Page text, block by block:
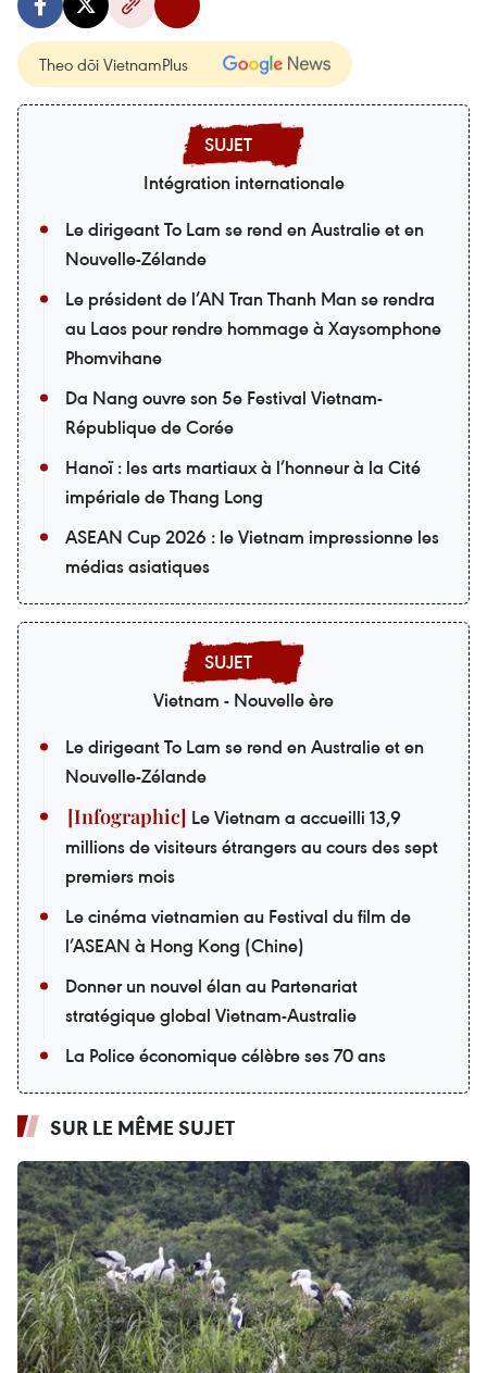
Theo dõi VietnamPlus
Intégration internationale
Le dirigeant To Lam se rend en Australie et en
Nouvelle-Zélande
Le président de l’AN Tran Thanh Man se rendra
au Laos pour rendre hommage à Xaysomphone
Phomvihane
Da Nang ouvre son 5e Festival Vietnam-
République de Corée
Hanoï : les arts martiaux à l’honneur à la Cité
impériale de Thang Long
ASEAN Cup 2026 : le Vietnam impressionne les
médias asiatiques
Vietnam - Nouvelle ère
Le dirigeant To Lam se rend en Australie et en
Nouvelle-Zélande
Le Vietnam a accueilli 13,9
millions de visiteurs étrangers au cours des sept
premiers mois
Le cinéma vietnamien au Festival du film de
l’ASEAN à Hong Kong (Chine)
Donner un nouvel élan au Partenariat
stratégique global Vietnam-Australie
La Police économique célèbre ses 70 ans
SUR LE MÊME SUJET